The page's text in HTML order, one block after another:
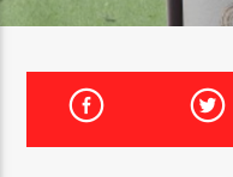
TÍTULO
ARTISTA